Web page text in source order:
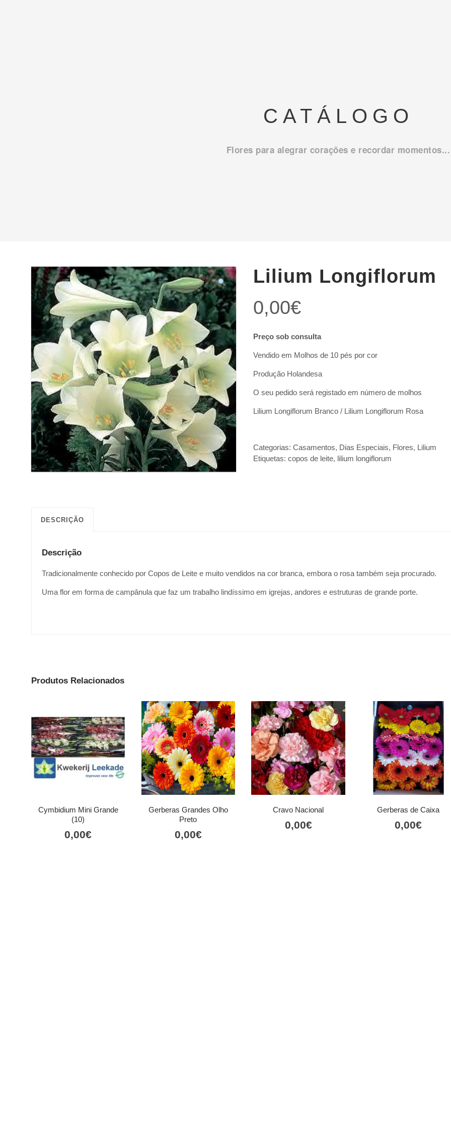
CATÁLOGO
Flores para alegrar corações e recordar momentos...
Lilium Longiflorum
0,00€
Preço sob consulta
Vendido em Molhos de 10 pés por cor
Produção Holandesa
O seu pedido será registado em número de molhos
Lilium Longiflorum Branco / Lilium Longiflorum Rosa
Categorias: Casamentos, Dias Especiais, Flores, Lilium
Etiquetas: copos de leite, lilium longiflorum
DESCRIÇÃO
Descrição
Tradicionalmente conhecido por Copos de Leite e muito vendidos na cor branca, embora o rosa também seja procurado.
Uma flor em forma de campânula que faz um trabalho lindíssimo em igrejas, andores e estruturas de grande porte.
Produtos Relacionados
Cymbidium Mini Grande
(10)
0,00€
Gerberas Grandes Olho
Preto
0,00€
Cravo Nacional
0,00€
Gerberas de Caixa
0,00€